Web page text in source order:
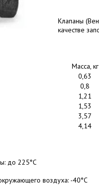
Клапаны
качестве
Масса, кг
0,63
0,8
1,21
1,53
3,57
4,14
до 225°С
воздуха: -40°С